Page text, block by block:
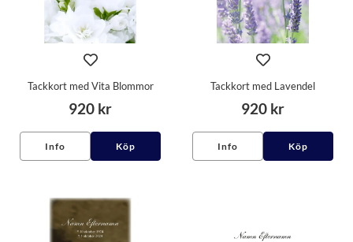
Tackkort med Vita Blommor
920 kr
Info Köp
Tackkort med Lavendel
920 kr
Info Köp